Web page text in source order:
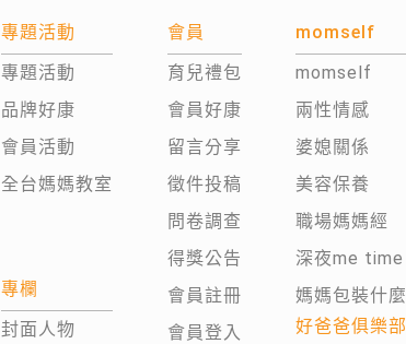
專題活動
專題活動
品牌好康
會員活動
全台媽媽教室
專欄
封面人物
會員
育兒禮包
會員好康
留言分享
徵件投稿
問卷調查
得獎公告
會員註冊
會員登入
momself
momself
兩性情感
婆媳關係
美容保養
職場媽媽經
深夜me time
媽媽包裝什麼
好爸爸俱樂部